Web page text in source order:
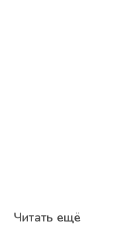
Читать ещё